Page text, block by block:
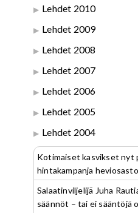
Lehdet 2010
Lehdet 2009
Lehdet 2008
Lehdet 2007
Lehdet 2006
Lehdet 2005
Lehdet 2004
Kotimaiset kasvikset nyt
hintakampanja
Salaatinviljelijä Juha
säännöt – tai ei sääntöjä